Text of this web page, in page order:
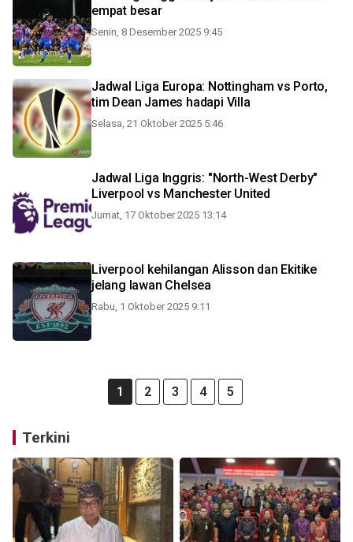
empat besar
Senin, 8 Desember 2025 9:45
Jadwal Liga Europa: Nottingham vs Porto,
tim Dean James hadapi Villa
Selasa, 21 Oktober 2025 5:46
Jadwal Liga Inggris: "North-West Derby"
Liverpool vs Manchester United
Jumat, 17 Oktober 2025 13:14
Liverpool kehilangan Alisson dan Ekitike
jelang lawan Chelsea
Rabu, 1 Oktober 2025 9:11
1 2 3 4 5
Terkini